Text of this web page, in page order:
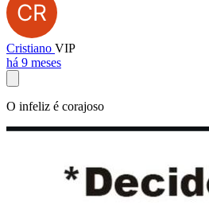
Cristiano VIP
há 9 meses
O infeliz é corajoso